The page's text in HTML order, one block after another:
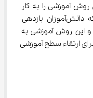
روش آموزشی را به کار
بگیرد، می‌توانید مطمئن باشید که دانش‌آموزان بازدهی
و این روش آموزشی به
ارتقاء سطح آموزشی